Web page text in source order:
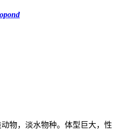
物，淡水物种。体型巨大，性